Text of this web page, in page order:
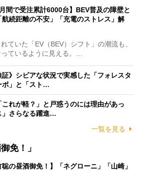
月間で受注累計6000台】BEV普及の障壁と
航続距離の不安」「充電のストレス」解
ていた「EV（BEV）シフト」の潮流も、
ているように見える。…
証》シビアな状況で実感した「フォレスタ
」と「スト…
れが軽？」と戸惑うのには理由があっ
さらなる躍進…
一覧を見る
免！」
聡の昼酒御免！】「ネグローニ」「山崎」